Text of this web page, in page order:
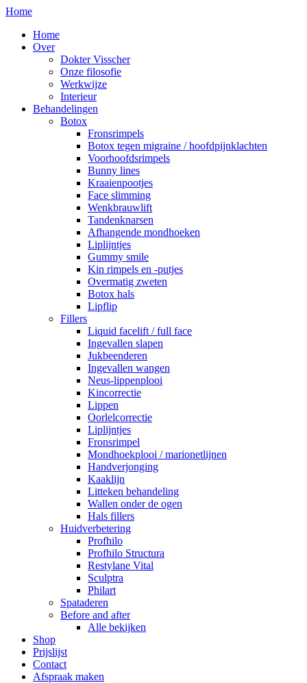
Home
Home
Over
Dokter Visscher
Onze filosofie
Werkwijze
Interieur
Behandelingen
Botox
Fronsrimpels
Botox tegen migraine / hoofdpijnklachten
Voorhoofdsrimpels
Bunny lines
Kraaienpootjes
Face slimming
Wenkbrauwlift
Tandenknarsen
Afhangende mondhoeken
Liplijntjes
Gummy smile
Kin rimpels en -putjes
Overmatig zweten
Botox hals
Lipflip
Fillers
Liquid facelift / full face
Ingevallen slapen
Jukbeenderen
Ingevallen wangen
Neus-lippenplooi
Kincorrectie
Lippen
Oorlelcorrectie
Liplijntjes
Fronsrimpel
Mondhoekplooi / marionetlijnen
Handverjonging
Kaaklijn
Litteken behandeling
Wallen onder de ogen
Hals fillers
Huidverbetering
Profhilo
Profhilo Structura
Restylane Vital
Sculptra
Philart
Spataderen
Before and after
Alle bekijken
Shop
Prijslijst
Contact
Afspraak maken